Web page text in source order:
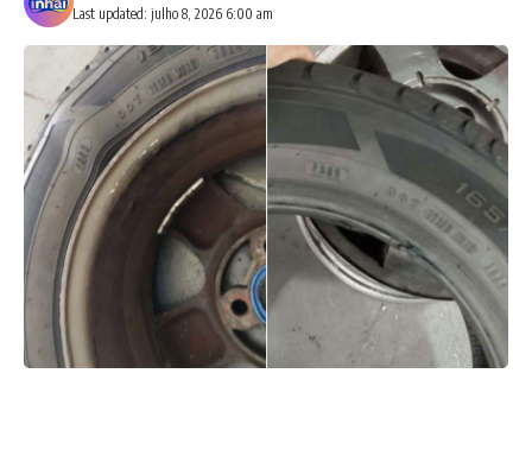
Last updated: julho 8, 2026 6:00 am